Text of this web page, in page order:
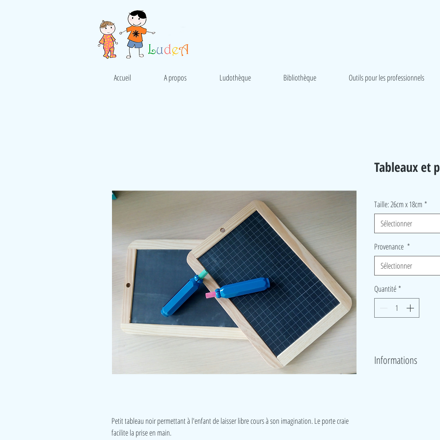
Accueil A propos Ludothèque Bibliothèque Outils pour les professionnels
Petit tableau noir permettant à l'enfant de laisser libre cours à son imagination. Le porte craie
facilite la prise en main.
Tableaux et
Taille: 26cm x 18cm *
Sélectionner
Provenance *
Sélectionner
Quantité *
Informations